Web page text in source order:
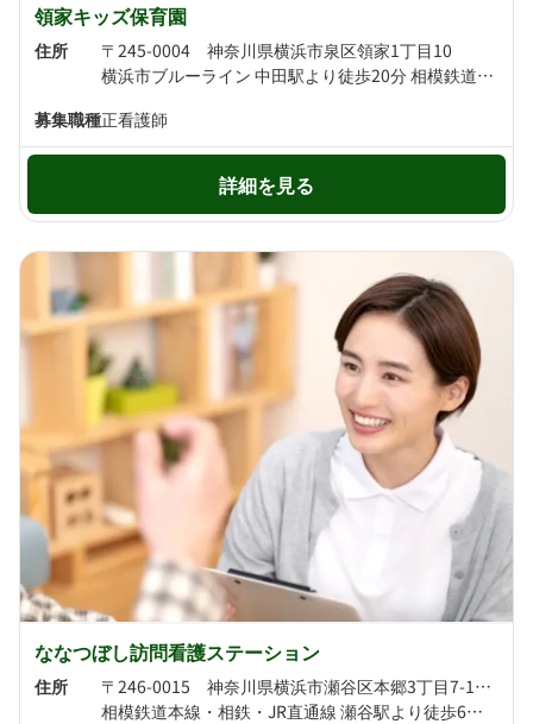
領家キッズ保育園
住所
〒245-0004 神奈川県横浜市泉区領家1丁目10
横浜市ブルーライン 中田駅より徒歩20分 相模鉄道いずみ野線 弥生台駅より徒歩22分
募集職種正看護師
詳細を見る
ななつぼし訪問看護ステーション
住所
〒246-0015 神奈川県横浜市瀬谷区本郷3丁目7-14 ハイデンスモリヤ
相模鉄道本線・相鉄・JR直通線 瀬谷駅より徒歩6分 小田急江ノ島線・相鉄・JR直通線・相模鉄道本線 大和駅より徒歩20分